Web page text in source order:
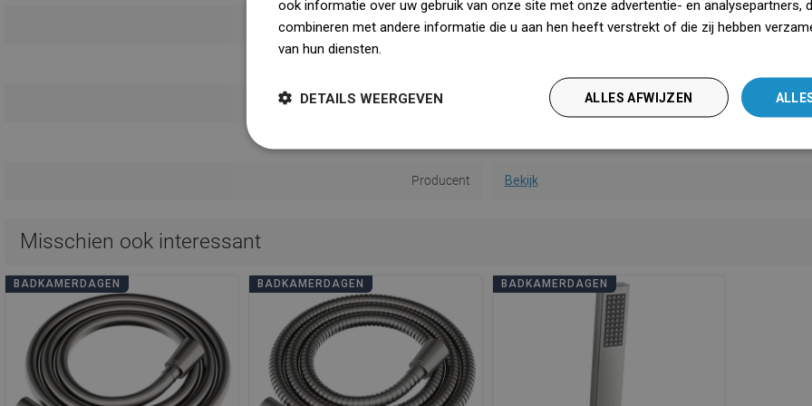
Handvat Ja
Garantiebepalingen Downloaden
Producent Bekijk
Misschien ook interessant
BADKAMERDAGEN BADKAMERDAGEN BADKAMERDAGEN
ook informatie over uw gebruik van onze site met onze advertentie- en analysepartners,
combineren met andere informatie die u aan hen heeft verstrekt of die zij hebben
van hun diensten.
ALLES AFWIJZEN
DETAILS WEERGEVEN